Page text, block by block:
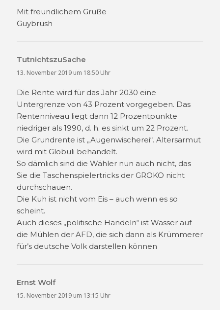
Mit freundlichem Gruße
Guybrush
TutnichtszuSache
13. November 2019 um 18:50 Uhr
Die Rente wird für das Jahr 2030 eine
Untergrenze von 43 Prozent vorgegeben. Das
Rentenniveau liegt dann 12 Prozentpunkte
niedriger als 1990, d. h. es sinkt um 22 Prozent.
Die Grundrente ist „Augenwischerei“. Altersarmut
wird mit Globuli behandelt.
So dämlich sind die Wähler nun auch nicht, das
Sie die Taschenspielertricks der GROKO nicht
durchschauen.
Die Kuh ist nicht vom Eis – auch wenn es so
scheint.
Auch dieses „politische Handeln“ ist Wasser auf
die Mühlen der AFD, die sich dann als Krümmerer
für’s deutsche Volk darstellen können
Ernst Wolfsagt:
15. November 2019 um 13:15 Uhr